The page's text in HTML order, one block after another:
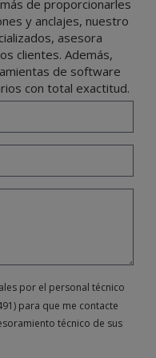
de Datos (RGPD) de 27 de abril
Valentín Gómez,
EXPANSIVAS SL | P.I. La
o a través de la dirección de
de proporcionarles
y anclajes, nuestro
asesora
clientes. Además,
de software
con total exactitud.
por el personal técnico
para que me contacte
técnico de sus